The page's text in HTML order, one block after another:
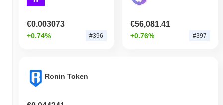
€0.003073
+0.74% #396
€56,081.41
+0.76% #397
Ronin Token